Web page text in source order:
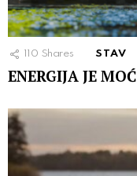
110 Shares STAV
ENERGIJA JE MOĆ